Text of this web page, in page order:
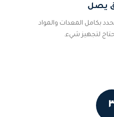
يصل
بكامل المعدات والمواد
لتجهيز شيء.